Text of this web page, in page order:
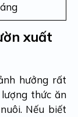
xuất
hưởng rất
thức ăn
Nếu biết